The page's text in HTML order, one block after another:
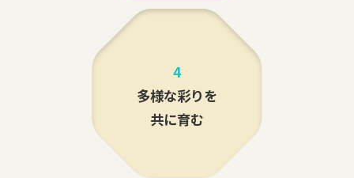
4
多様な彩りを
共に育む